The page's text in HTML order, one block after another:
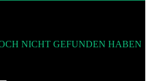
NICHT GEFUNDEN HABEN